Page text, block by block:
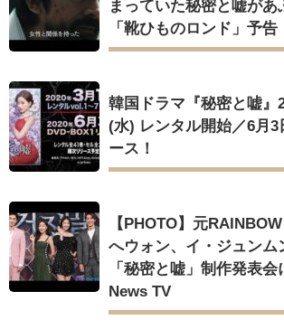
まっていた秘密と嘘が
「靴ひものロンド」予告
韓国ドラマ『秘密と嘘』
(水) レンタル開始／6月3
ース！
【PHOTO】元
へウォン、イ・ジュンム
「秘密と嘘」制作発表
News TV